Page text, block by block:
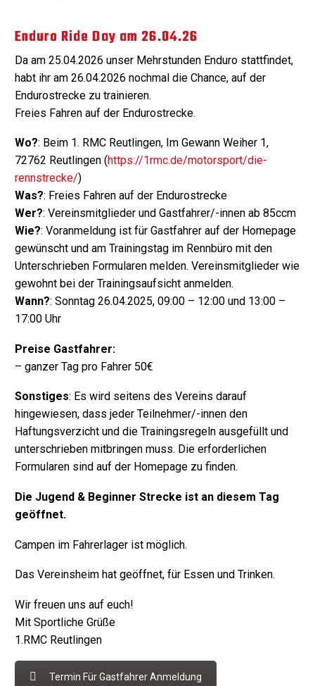
Enduro Ride Day am 26.04.26
Da am 25.04.2026 unser Mehrstunden Enduro stattfindet,
habt ihr am 26.04.2026 nochmal die Chance, auf der
Endurostrecke zu trainieren.
Freies Fahren auf der Endurostrecke.
Wo?: Beim 1. RMC Reutlingen, Im Gewann Weiher 1,
72762 Reutlingen (https://1rmc.de/motorsport/die-
rennstrecke/)
Was?: Freies Fahren auf der Endurostrecke
Wer?: Vereinsmitglieder und Gastfahrer/-innen ab 85ccm
Wie?: Voranmeldung ist für Gastfahrer auf der Homepage
gewünscht und am Trainingstag im Rennbüro mit den
Unterschrieben Formularen melden. Vereinsmitglieder wie
gewohnt bei der Trainingsaufsicht anmelden.
Wann?: Sonntag 26.04.2025, 09:00 – 12:00 und 13:00 –
17:00 Uhr
Preise Gastfahrer:
– ganzer Tag pro Fahrer 50€
Sonstiges: Es wird seitens des Vereins darauf
hingewiesen, dass jeder Teilnehmer/-innen den
Haftungsverzicht und die Trainingsregeln ausgefüllt und
unterschrieben mitbringen muss. Die erforderlichen
Formularen sind auf der Homepage zu finden.
Die Jugend & Beginner Strecke ist an diesem Tag
geöffnet.
Campen im Fahrerlager ist möglich.
Das Vereinsheim hat geöffnet, für Essen und Trinken.
Wir freuen uns auf euch!
Mit Sportliche Grüße
1.RMC Reutlingen
Termin Für Gastfahrer Anmeldung